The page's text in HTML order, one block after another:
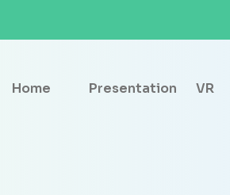
Home Presentation VR